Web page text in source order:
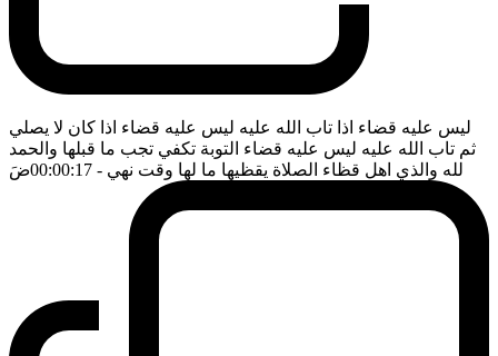
ليس عليه قضاء اذا تاب الله عليه ليس عليه قضاء اذا كان لا يصلي
ثم تاب الله عليه ليس عليه قضاء التوبة تكفي تجب ما قبلها والحمد
لله والذي اهل قظاء الصلاة يقظيها ما لها وقت نهي - 00:00:17 ضَ